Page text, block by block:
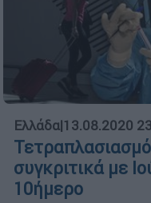
Ελλάδα|13.08.2020
συγκριτικά με
10ήμερο